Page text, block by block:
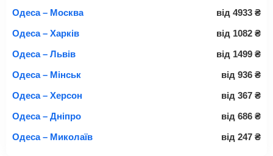
Одеса – Москва
від 4933 ₴
Одеса – Харків
від 1082 ₴
Одеса – Львів
від 1499 ₴
Одеса – Мінськ
від 936 ₴
Одеса – Херсон
від 367 ₴
Одеса – Дніпро
від 686 ₴
Одеса – Миколаїв
від 247 ₴